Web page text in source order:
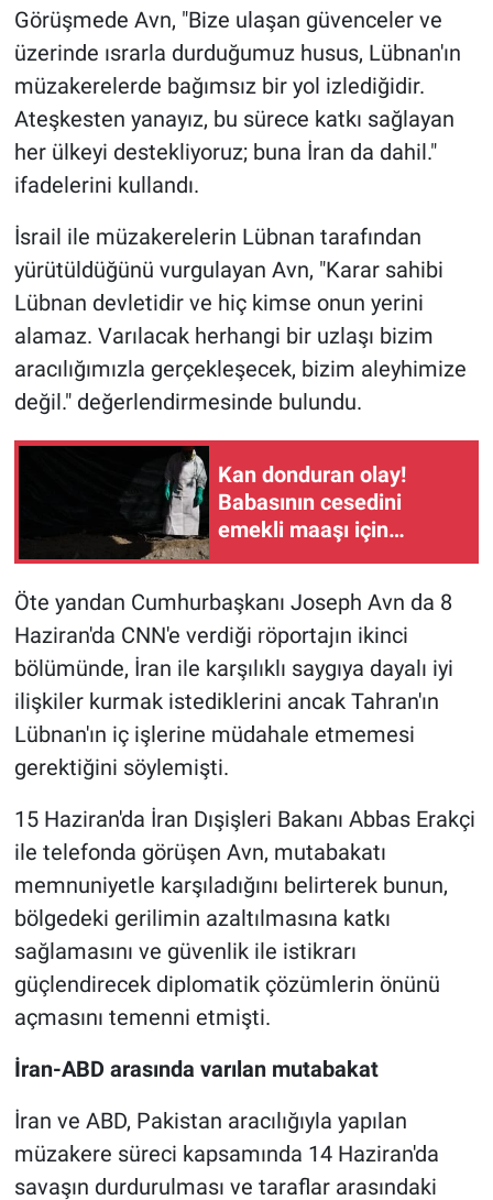
Görüşmede Avn, "Bize ulaşan güvenceler ve
üzerinde ısrarla durduğumuz husus, Lübnan'ın
müzakerelerde bağımsız bir yol izlediğidir.
Ateşkesten yanayız, bu sürece katkı sağlayan
her ülkeyi destekliyoruz; buna İran da dahil."
ifadelerini kullandı.
İsrail ile müzakerelerin Lübnan tarafından
yürütüldüğünü vurgulayan Avn, "Karar sahibi
Lübnan devletidir ve hiç kimse onun yerini
alamaz. Varılacak herhangi bir uzlaşı bizim
aracılığımızla gerçekleşecek, bizim aleyhimize
değil." değerlendirmesinde bulundu.
Kan donduran olay!
Babasının cesedini
emekli maaşı için
dondurucuda saklayan
Öte yandan Cumhurbaşkanı Joseph Avn da 8
Haziran'da CNN'e verdiği röportajın ikinci
bölümünde, İran ile karşılıklı saygıya dayalı iyi
ilişkiler kurmak istediklerini ancak Tahran'ın
Lübnan'ın iç işlerine müdahale etmemesi
gerektiğini söylemişti.
15 Haziran'da İran Dışişleri Bakanı Abbas Erakçi
ile telefonda görüşen Avn, mutabakatı
memnuniyetle karşıladığını belirterek bunun,
bölgedeki gerilimin azaltılmasına katkı
sağlamasını ve güvenlik ile istikrarı
güçlendirecek diplomatik çözümlerin önünü
açmasını temenni etmişti.
İran-ABD arasında varılan mutabakat
İran ve ABD, Pakistan aracılığıyla yapılan
müzakere süreci kapsamında 14 Haziran'da
savaşın durdurulması ve taraflar arasındaki